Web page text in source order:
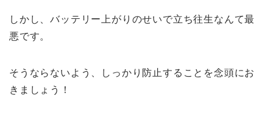
しかし、バッテリー上がりのせいで立ち往生なんて最
悪です。
そうならないよう、しっかり防止することを念頭にお
きましょう！